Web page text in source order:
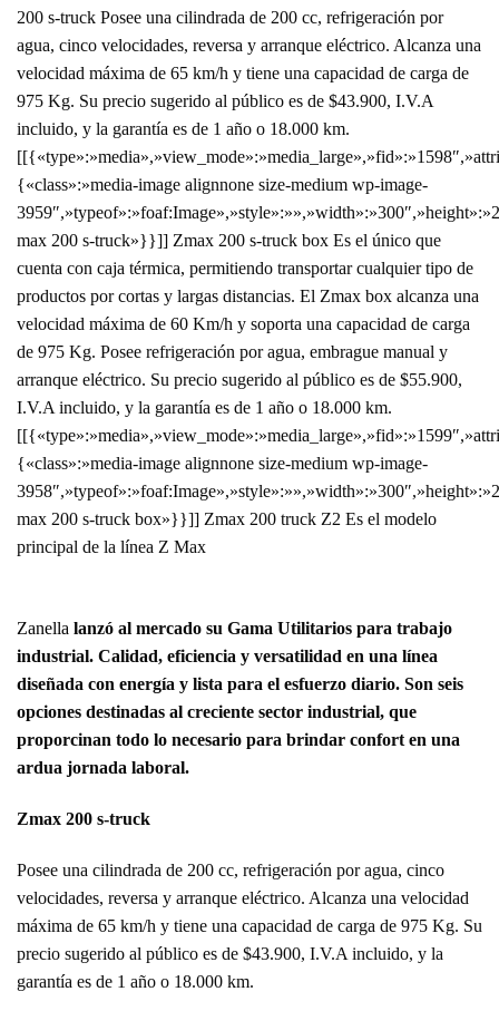
200 s-truck Posee una cilindrada de 200 cc, refrigeración por
agua, cinco velocidades, reversa y arranque eléctrico. Alcanza una
velocidad máxima de 65 km/h y tiene una capacidad de carga de
975 Kg. Su precio sugerido al público es de $43.900, I.V.A
incluido, y la garantía es de 1 año o 18.000 km.
{«class»:»media-image alignnone size-medium wp-image-
max 200 s-truck»}}]] Zmax 200 s-truck box Es el único que
cuenta con caja térmica, permitiendo transportar cualquier tipo de
productos por cortas y largas distancias. El Zmax box alcanza una
velocidad máxima de 60 Km/h y soporta una capacidad de carga
de 975 Kg. Posee refrigeración por agua, embrague manual y
arranque eléctrico. Su precio sugerido al público es de $55.900,
I.V.A incluido, y la garantía es de 1 año o 18.000 km.
{«class»:»media-image alignnone size-medium wp-image-
max 200 s-truck box»}}]] Zmax 200 truck Z2 Es el modelo
principal de la línea Z Max
Zanella lanzó al mercado su Gama Utilitarios para trabajo
industrial. Calidad, eficiencia y versatilidad en una línea
diseñada con energía y lista para el esfuerzo diario. Son seis
opciones destinadas al creciente sector industrial, que
proporcinan todo lo necesario para brindar confort en una
ardua jornada laboral.
Zmax 200 s-truck
Posee una cilindrada de 200 cc, refrigeración por agua, cinco
velocidades, reversa y arranque eléctrico. Alcanza una velocidad
máxima de 65 km/h y tiene una capacidad de carga de 975 Kg. Su
precio sugerido al público es de $43.900, I.V.A incluido, y la
garantía es de 1 año o 18.000 km.